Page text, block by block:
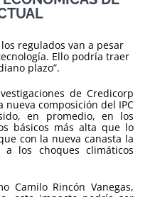
regulados van a pesar
Ello podría traer
plazo”.
de Credicorp
composición del IPC
en promedio, en los
básicos más alta que lo
con la nueva canasta la
los choques climáticos
Camilo Rincón Vanegas,